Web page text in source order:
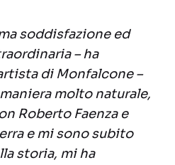
soddisfazione ed
– ha
di Monfalcone –
molto naturale,
Roberto Faenza e
e mi sono subito
storia, mi ha